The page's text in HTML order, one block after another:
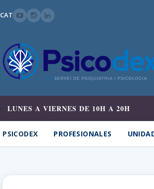
CAT
LUNES A VIERNES DE 10H A 20H
PSICODEX PROFESIONALES